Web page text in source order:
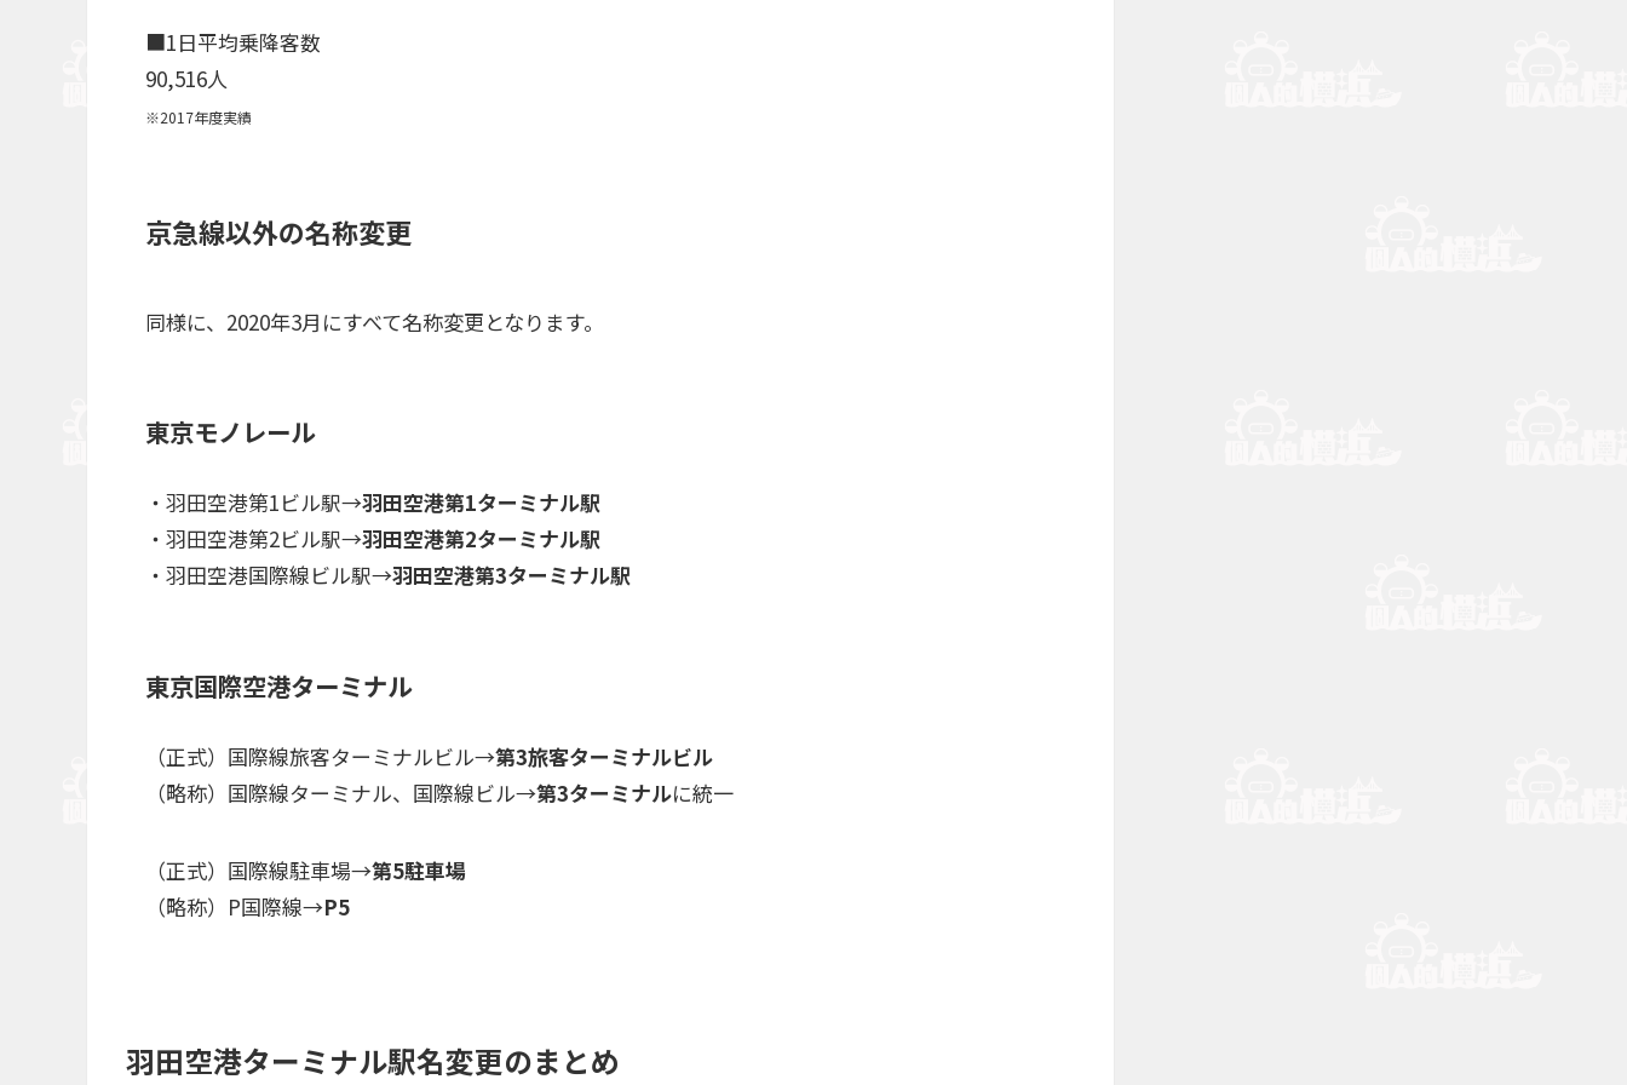
■1日平均乗降客数
90,516人
※2017年度実績
京急線以外の名称変更
同様に、2020年3月にすべて名称変更となります。
東京モノレール
・羽田空港第1ビル駅→羽田空港第1ターミナル駅
・羽田空港第2ビル駅→羽田空港第2ターミナル駅
・羽田空港国際線ビル駅→羽田空港第3ターミナル駅
東京国際空港ターミナル
（正式）国際線旅客ターミナルビル→第3旅客ターミナルビル
（略称）国際線ターミナル、国際線ビル→第3ターミナルに統一
（正式）国際線駐車場→第5駐車場
（略称）P国際線→P5
羽田空港ターミナル駅名変更のまとめ